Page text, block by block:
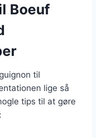
Boeuf
til
lige så
tips til at gøre